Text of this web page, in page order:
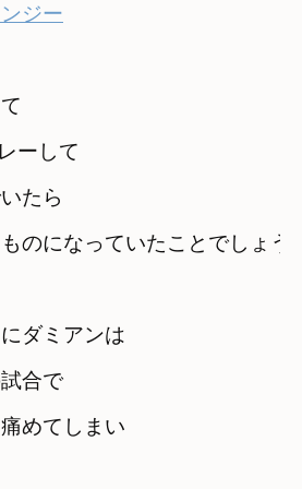
ジー
ーして
たら
のになっていたことでしょう
ダミアンは
合で
めてしまい